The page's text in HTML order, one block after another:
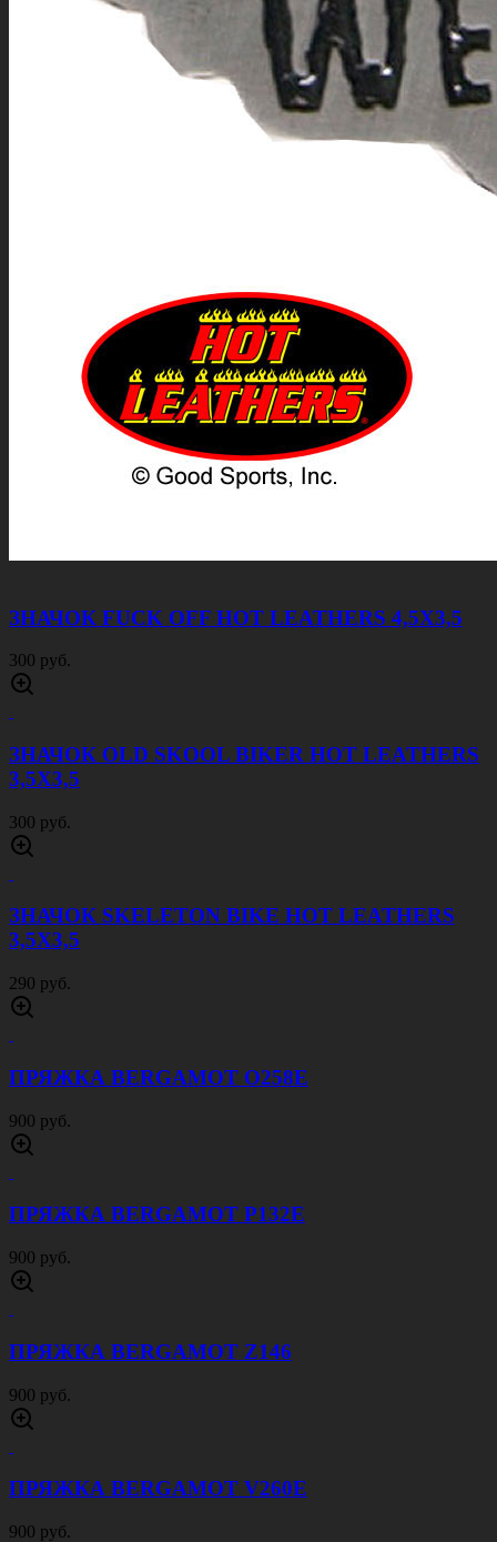
ЗНАЧОК FUCK OFF HOT LEATHERS 4,5Х3,5
300 руб.
ЗНАЧОК OLD SKOOL BIKER HOT LEATHERS
3,5Х3,5
300 руб.
ЗНАЧОК SKELETON BIKE HOT LEATHERS
3,5Х3,5
290 руб.
ПРЯЖКА BERGAMOT O258E
900 руб.
ПРЯЖКА BERGAMOT P132E
900 руб.
ПРЯЖКА BERGAMOT Z146
900 руб.
ПРЯЖКА BERGAMOT V260E
900 руб.